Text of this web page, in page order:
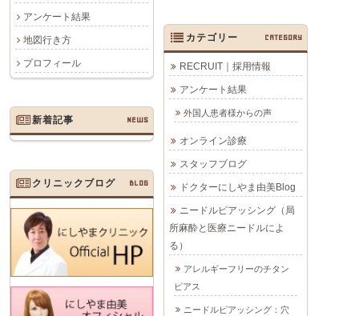
アンケート結果
地図行き方
プロフィール
カテゴリー CATEGORY
RECRUIT｜採用情報
アンケート結果
外国人患者様からの声
オンライン診療
スタッフブログ
ドクターにしやま由美Blog
ニードルピアッシング（局
所麻酔と医療ニードルによ
る）
アレルギーフリーのチタン
ピアス
ニードルピアッシング：穴
新着記事 NEWS
クリニックブログ BLOG